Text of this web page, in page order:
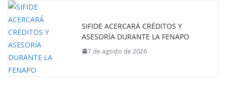
SIFIDE ACERCARÁ CRÉDITOS Y
ASESORÍA DURANTE LA FENAPO
7 de agosto de 2026